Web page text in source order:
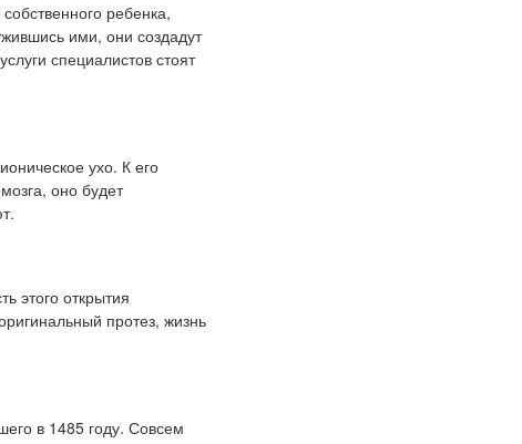
ребенка,
ими, они создадут
специалистов стоят
ухо. К его
оно будет
этого открытия
протез, жизнь
в 1485 году. Совсем